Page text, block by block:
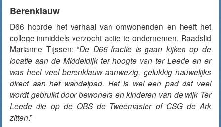
Berenklauw
D66 hoorde het verhaal van omwonenden en heeft het
college inmiddels verzocht actie te ondernemen. Raadslid
Marianne Tijssen: “De D66 fractie is gaan kijken op de
locatie aan de Middeldijk ter hoogte van ter Leede en er
was heel veel berenklauw aanwezig, gelukkig nauwelijks
direct aan het wandelpad. Het is wel een pad dat veel
wordt gebruikt door bewoners en kinderen van de wijk Ter
Leede die op de OBS de Tweemaster of CSG de Ark
zitten.”